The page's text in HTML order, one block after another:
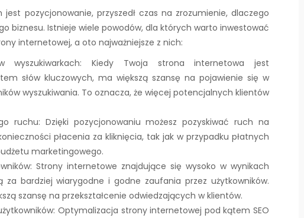
jest pozycjonowanie, przyszedł czas na zrozumienie, dlaczego
biznesu. Istnieje wiele powodów, dla których warto inwestować
internetowej, a oto najważniejsze z nich:
wyszukiwarkach: Kiedy Twoja strona internetowa jest
słów kluczowych, ma większą szansę na pojawienie się w
wyszukiwania. To oznacza, że więcej potencjalnych klientów
ruchu: Dzięki pozycjonowaniu możesz pozyskiwać ruch na
płacenia za kliknięcia, tak jak w przypadku płatnych
marketingowego.
Strony internetowe znajdujące się wysoko w wynikach
za bardziej wiarygodne i godne zaufania przez użytkowników.
szansę na przekształcenie odwiedzających w klientów.
Optymalizacja strony internetowej pod kątem SEO